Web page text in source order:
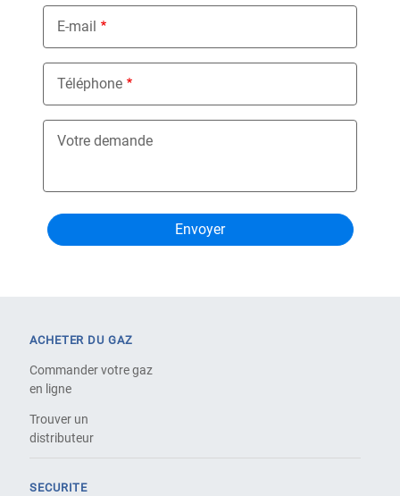
E-mail
Téléphone
Votre demande
ACHETER DU GAZ
Commander votre gaz
en ligne
Trouver un
distributeur
SECURITE